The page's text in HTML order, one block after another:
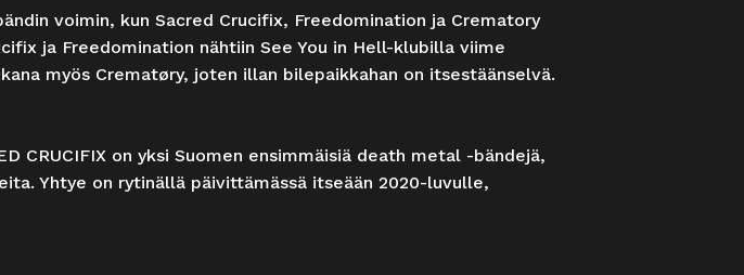
voimin, kun Sacred Crucifix, Freedomination ja Crematory
ja Freedomination nähtiin See You in Hell-klubilla viime
myös Crematøry, joten illan bilepaikkahan on itsestäänselvä.
CRUCIFIX on yksi Suomen ensimmäisiä death metal -bändejä,
Yhtye on rytinällä päivittämässä itseään 2020-luvulle,